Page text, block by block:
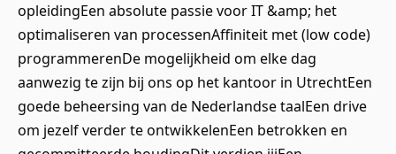
opleidingEen absolute passie voor IT &amp; het
optimaliseren van processenAffiniteit met (low code)
programmerenDe mogelijkheid om elke dag
aanwezig te zijn bij ons op het kantoor in UtrechtEen
goede beheersing van de Nederlandse taalEen drive
om jezelf verder te ontwikkelenEen betrokken en